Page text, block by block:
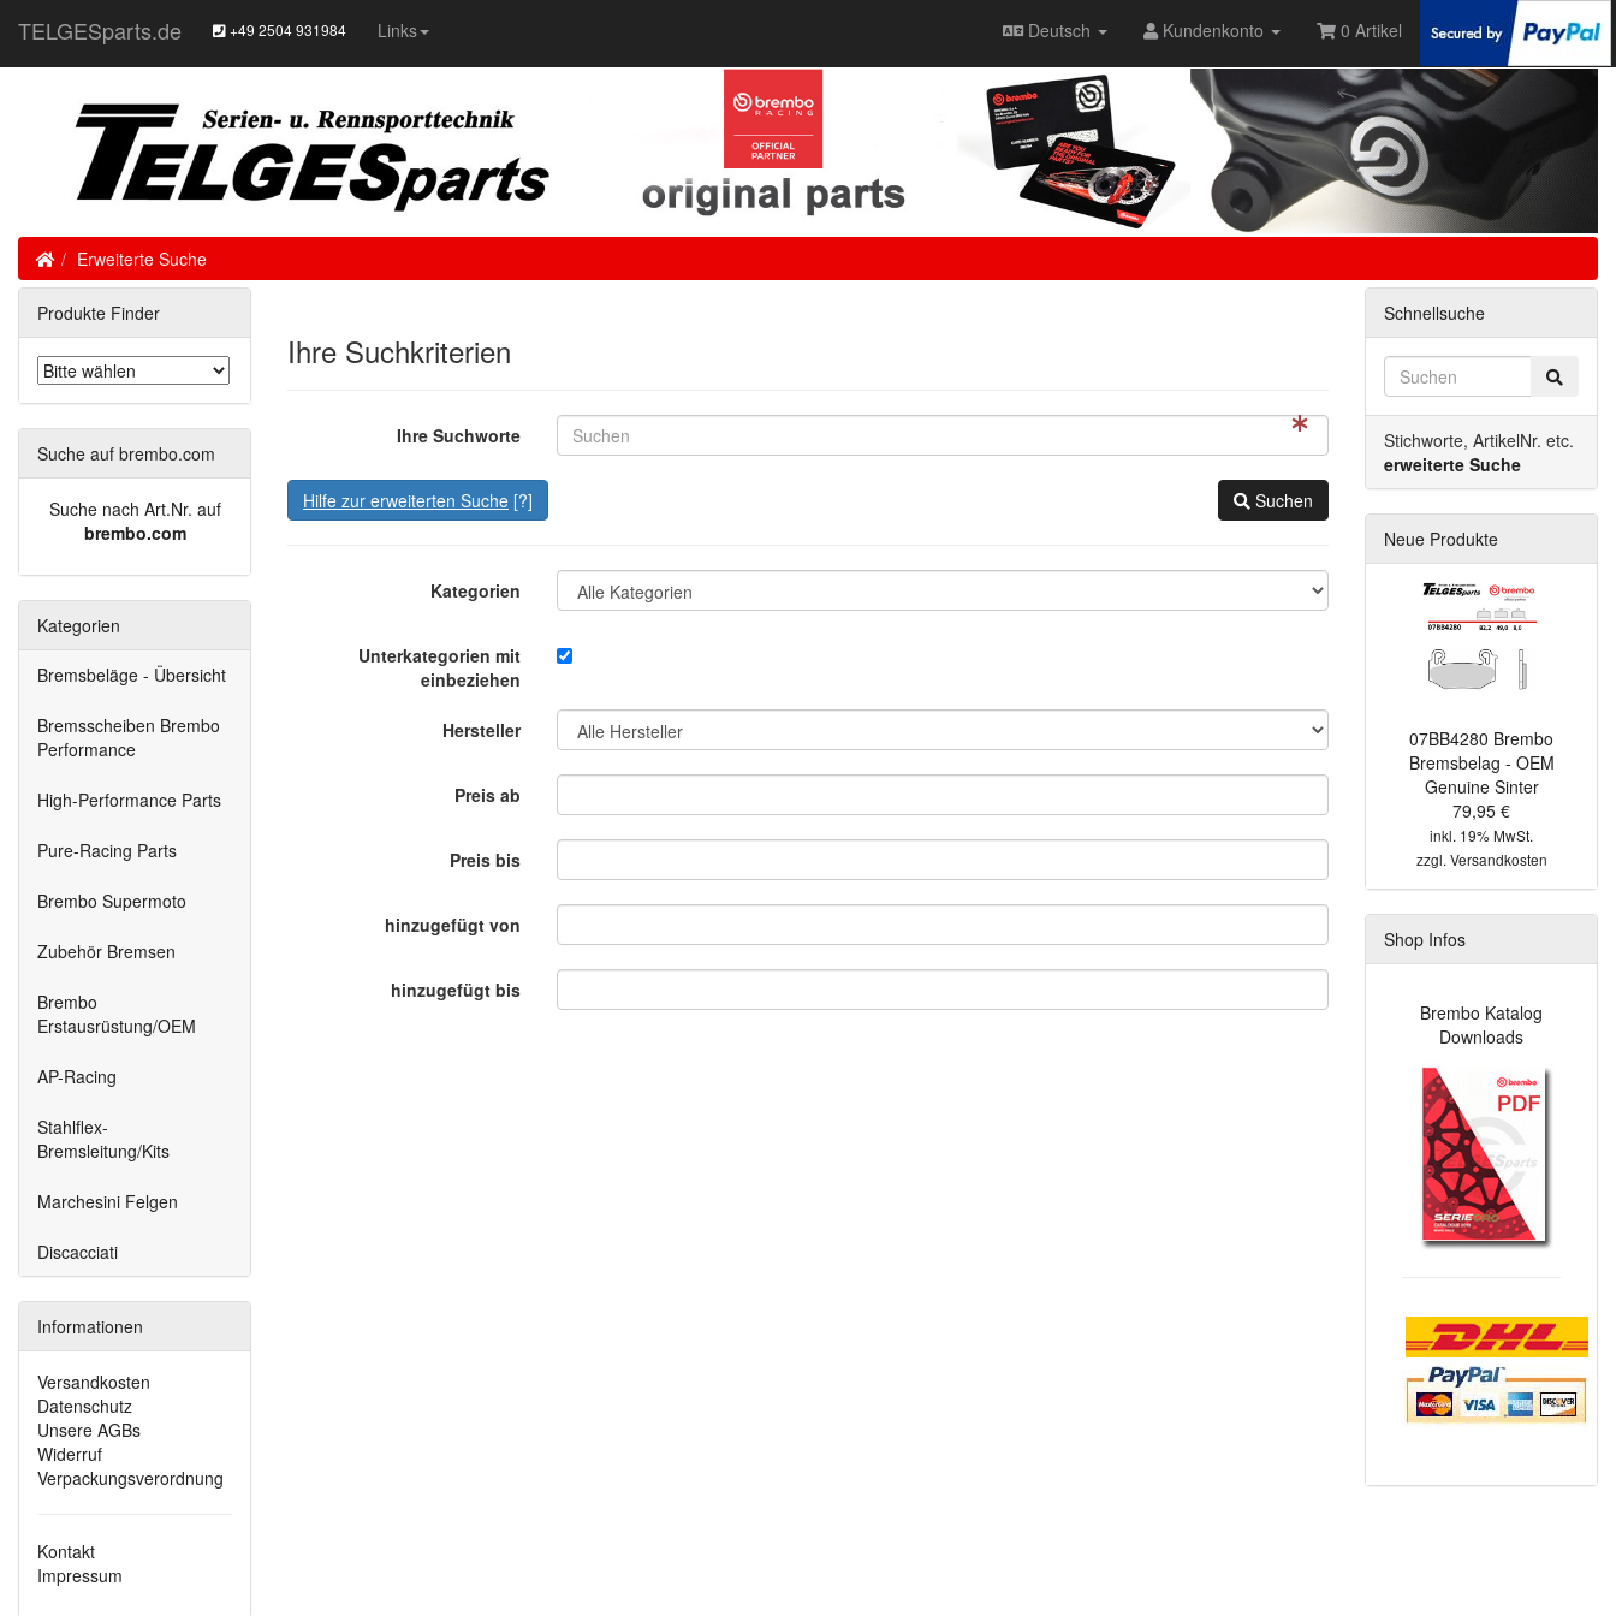
TELGESparts.de +49 2504 931984 Links Deutsch Kundenkonto 0 Artikel
HomeErweiterte Suche
Ihre Suchkriterien
Ihre Suchworte
Hilfe zur erweiterten Suche [?] Suchen
Kategorien
Unterkategorien mit
einbeziehen
Hersteller
Preis ab
Preis bis
hinzugefügt von
hinzugefügt bis
Produkte Finder
Suche auf brembo.com
Suche nach Art.Nr. auf
brembo.com
Kategorien
Bremsbeläge - Übersicht
Bremsscheiben Brembo
Performance
High-Performance Parts
Pure-Racing Parts
Brembo Supermoto
Zubehör Bremsen
Brembo
Erstausrüstung/OEM
AP-Racing
Stahlflex-
Bremsleitung/Kits
Marchesini Felgen
Discacciati
Informationen
Versandkosten
Datenschutz
Unsere AGBs
Widerruf
Verpackungsverordnung
Kontakt
Impressum
Schnellsuche
Stichworte, ArtikelNr. etc.
erweiterte Suche
Neue Produkte
07BB4280 Brembo
Bremsbelag - OEM
Genuine Sinter
79,95 €
inkl. 19% MwSt.
zzgl. Versandkosten
Shop Infos
Brembo Katalog
Downloads